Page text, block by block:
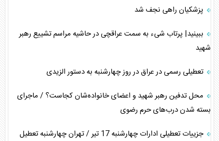
پزشکیان راهی نجف شد
ببینید| پرتاب شیء به سمت عراقچی در حاشیه مراسم تشییع رهبر
شهید
تعطیلی رسمی در عراق در روز چهارشنبه به دستور الزیدی
محل تدفین رهبر شهید و اعضای خانواده‌شان کجاست؟ / ماجرای
بسته شدن درب‌های حرم رضوی
جزییات تعطیلی ادارات چهارشنبه 17 تیر / تهران چهارشنبه تعطیل